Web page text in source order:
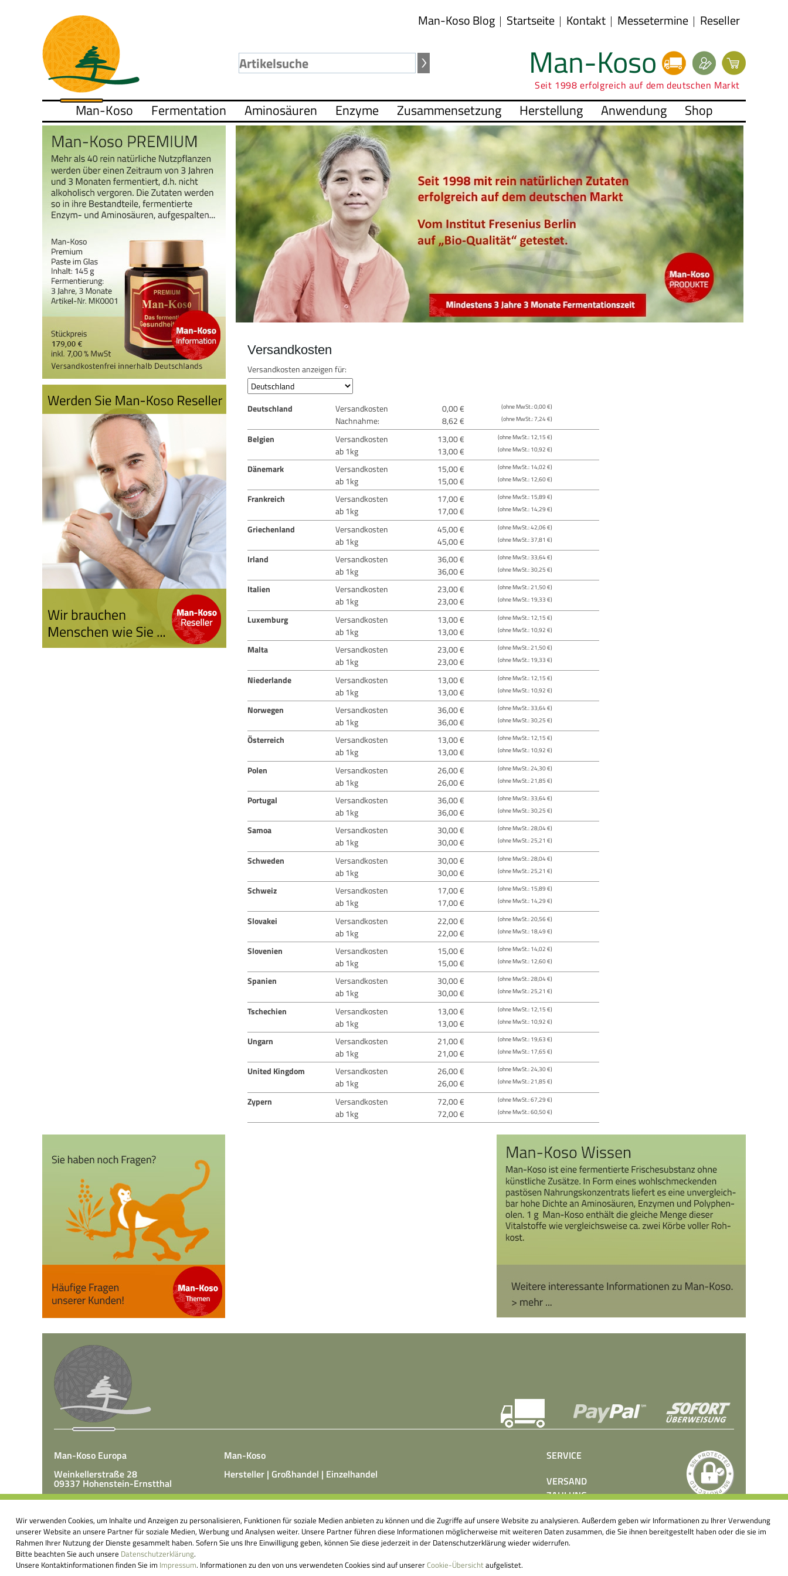
Man-Koso Blog Startseite Kontakt Messetermine Reseller
Man-Koso
Seit 1998 erfolgreich auf dem deutschen Markt
Man-Koso Fermentation Aminosäuren Enzyme Zusammensetzung Herstellung Anwendung Shop
Versandkosten
Versandkosten anzeigen für:
Deutschland Versandkosten 0,00 € (ohne MwSt.: 0,00 €)
Nachnahme: 8,62 € (ohne MwSt.: 7,24 €)
Belgien Versandkosten 13,00 € (ohne MwSt.: 12,15 €)
ab 1kg 13,00 € (ohne MwSt.: 10,92 €)
Dänemark Versandkosten 15,00 € (ohne MwSt.: 14,02 €)
ab 1kg 15,00 € (ohne MwSt.: 12,60 €)
Frankreich Versandkosten 17,00 € (ohne MwSt.: 15,89 €)
ab 1kg 17,00 € (ohne MwSt.: 14,29 €)
Griechenland Versandkosten 45,00 € (ohne MwSt.: 42,06 €)
ab 1kg 45,00 € (ohne MwSt.: 37,81 €)
Irland Versandkosten 36,00 € (ohne MwSt.: 33,64 €)
ab 1kg 36,00 € (ohne MwSt.: 30,25 €)
Italien Versandkosten 23,00 € (ohne MwSt.: 21,50 €)
ab 1kg 23,00 € (ohne MwSt.: 19,33 €)
Luxemburg Versandkosten 13,00 € (ohne MwSt.: 12,15 €)
ab 1kg 13,00 € (ohne MwSt.: 10,92 €)
Malta Versandkosten 23,00 € (ohne MwSt.: 21,50 €)
ab 1kg 23,00 € (ohne MwSt.: 19,33 €)
Niederlande Versandkosten 13,00 € (ohne MwSt.: 12,15 €)
ab 1kg 13,00 € (ohne MwSt.: 10,92 €)
Norwegen Versandkosten 36,00 € (ohne MwSt.: 33,64 €)
ab 1kg 36,00 € (ohne MwSt.: 30,25 €)
Österreich Versandkosten 13,00 € (ohne MwSt.: 12,15 €)
ab 1kg 13,00 € (ohne MwSt.: 10,92 €)
Polen Versandkosten 26,00 € (ohne MwSt.: 24,30 €)
ab 1kg 26,00 € (ohne MwSt.: 21,85 €)
Portugal Versandkosten 36,00 € (ohne MwSt.: 33,64 €)
ab 1kg 36,00 € (ohne MwSt.: 30,25 €)
Samoa Versandkosten 30,00 € (ohne MwSt.: 28,04 €)
ab 1kg 30,00 € (ohne MwSt.: 25,21 €)
Schweden Versandkosten 30,00 € (ohne MwSt.: 28,04 €)
ab 1kg 30,00 € (ohne MwSt.: 25,21 €)
Schweiz Versandkosten 17,00 € (ohne MwSt.: 15,89 €)
ab 1kg 17,00 € (ohne MwSt.: 14,29 €)
Slovakei Versandkosten 22,00 € (ohne MwSt.: 20,56 €)
ab 1kg 22,00 € (ohne MwSt.: 18,49 €)
Slovenien Versandkosten 15,00 € (ohne MwSt.: 14,02 €)
ab 1kg 15,00 € (ohne MwSt.: 12,60 €)
Spanien Versandkosten 30,00 € (ohne MwSt.: 28,04 €)
ab 1kg 30,00 € (ohne MwSt.: 25,21 €)
Tschechien Versandkosten 13,00 € (ohne MwSt.: 12,15 €)
ab 1kg 13,00 € (ohne MwSt.: 10,92 €)
Ungarn Versandkosten 21,00 € (ohne MwSt.: 19,63 €)
ab 1kg 21,00 € (ohne MwSt.: 17,65 €)
United Kingdom Versandkosten 26,00 € (ohne MwSt.: 24,30 €)
ab 1kg 26,00 € (ohne MwSt.: 21,85 €)
Zypern Versandkosten 72,00 € (ohne MwSt.: 67,29 €)
ab 1kg 72,00 € (ohne MwSt.: 60,50 €)
Man-Koso Europa
Weinkellerstraße 28
09337 Hohenstein-Ernstthal
Tel.: +49(0)3723 65 89 50
E-Mail:info@mk-europa.de
Man-Koso
Hersteller | Großhandel | Einzelhandel
unter Zusatz von Hefepilzen, Milchsäurebakterien in klimatisierten
Produktionshallen äußerst aufwendig hergestellt wird. Fermentierte
Nahrungsmittel können einen großen Beitrag dazu leisten, unser
körpereigenes Abwehrsystem anzuregen.
SERVICE
VERSAND
ZAHLUNG
PRESSE
KONTAKT
Wir verwenden Cookies, um Inhalte und Anzeigen zu personalisieren, Funktionen für soziale Medien anbieten zu können und die Zugriffe auf unsere Website zu analysieren. Außerdem geben wir Informationen zu Ihrer Verwendung
unserer Website an unsere Partner für soziale Medien, Werbung und Analysen weiter. Unsere Partner führen diese Informationen möglicherweise mit weiteren Daten zusammen, die Sie ihnen bereitgestellt haben oder die sie im
Rahmen Ihrer Nutzung der Dienste gesammelt haben. Sofern Sie uns Ihre Einwilligung geben, können Sie diese jederzeit in der Datenschutzerklärung wieder widerrufen.
Bitte beachten Sie auch unsere Datenschutzerklärung.
Unsere Kontaktinformationen finden Sie im Impressum. Informationen zu den von uns verwendeten Cookies sind auf unsererCookie-Übersichtaufgelistet.